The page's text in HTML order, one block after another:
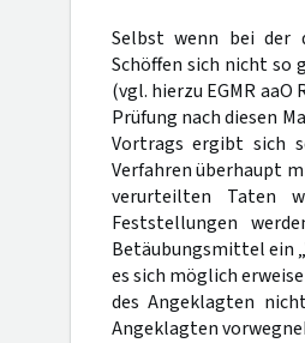
Selbst wenn bei der
Schöffen sich nicht so
(vgl. hierzu EGMR
Prüfung nach diesen
Vortrags ergibt sich
Verfahren überhaupt
verurteilten Taten
Feststellungen
Betäubungsmittel ein
es sich möglich
des Angeklagten
Angeklagten